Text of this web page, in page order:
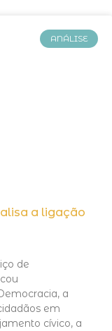
ANÁLISE
a ligação
de
a
em
cívico, a